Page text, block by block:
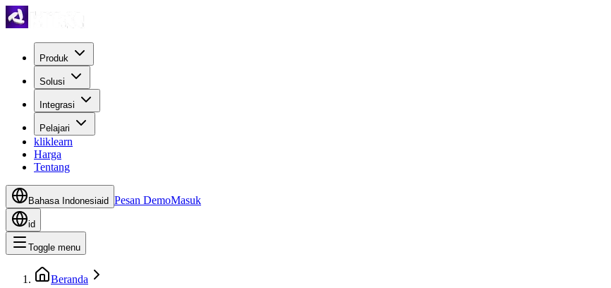
Produk
Solusi
Integrasi
Pelajari
kliklearn
Harga
Tentang
Bahasa Indonesiaid Pesan DemoMasuk
id
Toggle menu
Beranda